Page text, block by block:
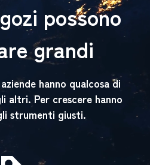
possono
grandi
hanno qualcosa di
altri. Per crescere hanno
strumenti giusti.